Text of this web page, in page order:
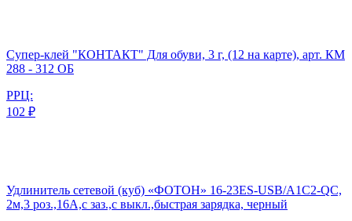
Супер-клей "КОНТАКТ" Для обуви, 3 г, (12 на карте), арт. КМ
288 - 312 ОБ
РРЦ:
102 ₽
Удлинитель сетевой (куб) «ФОТОН» 16-23ES-USB/A1C2-QC,
2м,3 роз.,16А,с заз.,с выкл.,быстрая зарядка, черный